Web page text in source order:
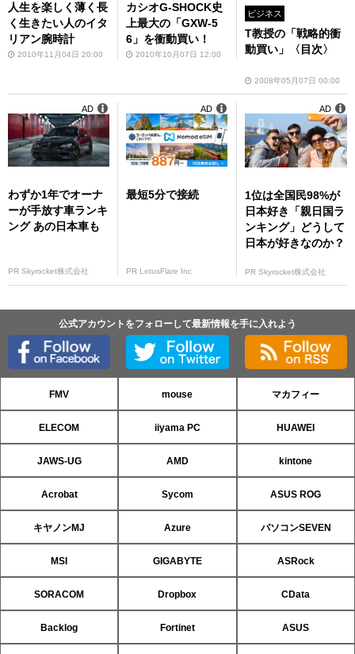
人生を楽しく薄く長
く生きたい人のイタ
リアン腕時計
2010年11月04日 20:00
カシオG-SHOCK史
上最大の「GXW-5
6」を衝動買い！
2010年10月07日 12:00
ビジネス
T教授の「戦略的衝
動買い」〈目次〉
2008年05月07日 00:00
わずか1年でオーナ
ーが手放す車ランキ
ング あの日本車も
PR Skyrocket株式会社
AD
最短5分で接続
PR LotusFlare Inc
AD
1位は全国民98%が
日本好き「親日国ラ
ンキング」どうして
日本が好きなのか？
PR Skyrocket株式会社
AD
公式アカウントをフォローして最新情報を手に入れよう
FMV mouse マカフィー
ELECOM iiyama PC HUAWEI
JAWS-UG AMD kintone
Acrobat Sycom ASUS ROG
キヤノンMJ Azure パソコンSEVEN
MSI GIGABYTE ASRock
SORACOM Dropbox CData
Backlog Fortinet ASUS